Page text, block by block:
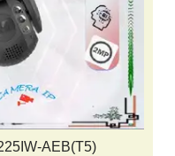
AEB(T5)